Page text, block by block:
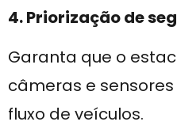
4. Priorização de
Garanta que o
câmeras e
fluxo de veículos.